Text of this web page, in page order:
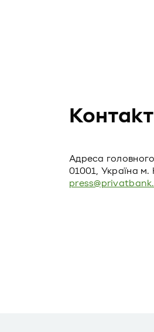
Адреса
01001, Україна м.